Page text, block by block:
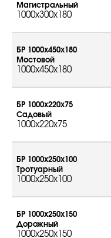
Магистральный
1000x300x180
БР 1000х450х180
Мостовой
1000x450x180
БР 1000х220х75
Садовый
1000x220x75
БР 1000х250х100
Тротуарный
1000x250x100
БР 1000х250х150
Дорожный
1000x250x150